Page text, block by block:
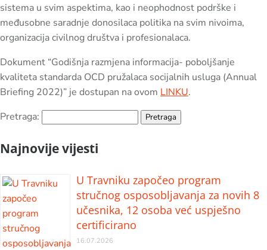
sistema u svim aspektima, kao i neophodnost podrške i
međusobne saradnje donosilaca politika na svim nivoima,
organizacija civilnog društva i profesionalaca.
Dokument “Godišnja razmjena informacija- poboljšanje
kvaliteta standarda OCD pružalaca socijalnih usluga (Annual
Briefing 2022)” je dostupan na ovom LINKU.
Pretraga:
Najnovije vijesti
U Travniku započeo program
stručnog osposobljavanja za novih 8
učesnika, 12 osoba već uspješno
certificirano
16.07.2026